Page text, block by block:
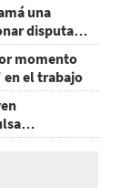
una
disputa
momento
el trabajo